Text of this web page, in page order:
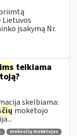
Lietuvos
įsakymą Nr.
teikiama
skelbiama:
mokėtojo
mokesčių mokėtojas